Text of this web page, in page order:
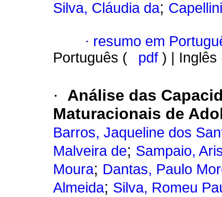
Silva, Cláudia da;
· resumo em
Português (
pdf ) |
·
Análise das
Maturacionais de
Barros, Jaqueline dos
Malveira de; Sampaio,
Moura; Dantas, Paulo
Almeida; Silva, Romeu